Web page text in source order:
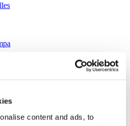
content and ads, to